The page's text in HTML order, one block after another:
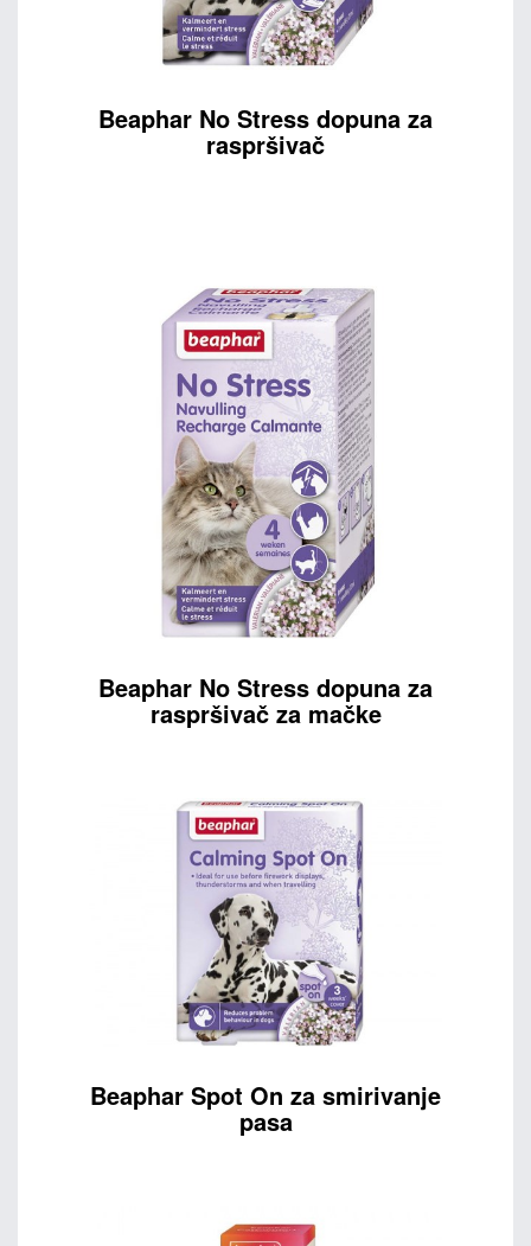
Beaphar No Stress dopuna za
raspršivač
Beaphar No Stress dopuna za
raspršivač za mačke
Beaphar Spot On za smirivanje
pasa